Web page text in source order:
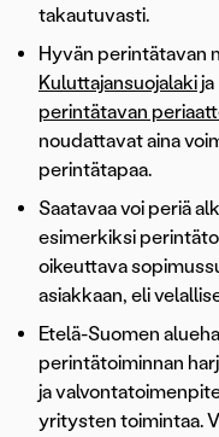
takautuvasti.
Hyvän perintätavan
Kuluttajansuojalaki
perintätavan
noudattavat aina
perintätapaa.
Saatavaa voi periä
esimerkiksi
oikeuttava
asiakkaan, eli
Etelä-Suomen
perintätoiminnan
ja
yritysten toimintaa.